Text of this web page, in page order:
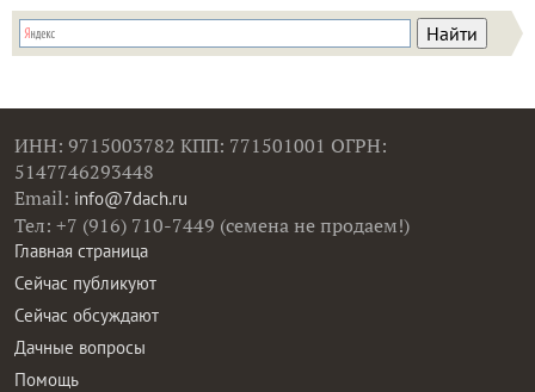
ИНН: 9715003782 КПП: 771501001 ОГРН:
5147746293448
Email: info@7dach.ru
Тел: +7 (916) 710-7449 (семена не продаем!)
Главная страница
Сейчас публикуют
Сейчас обсуждают
Дачные вопросы
Помощь